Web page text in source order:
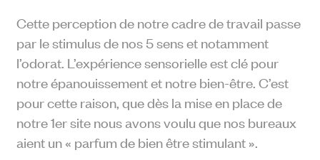
Cette perception de notre cadre de travail passe
par le stimulus de nos 5 sens et notamment
l’odorat. L’expérience sensorielle est clé pour
notre épanouissement et notre bien-être. C’est
pour cette raison, que dès la mise en place de
notre 1ersite nous avons voulu que nos bureaux
aient un « parfum de bien être stimulant ».